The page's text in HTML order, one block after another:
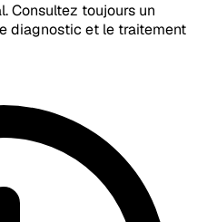
Consultez toujours un
diagnostic et le traitement